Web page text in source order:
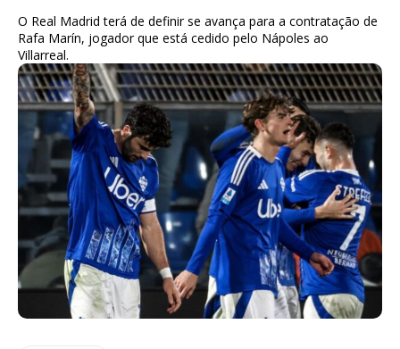
O Real Madrid terá de definir se avança para a contratação de
Rafa Marín, jogador que está cedido pelo Nápoles ao
Villarreal.